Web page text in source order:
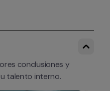
conclusiones y
talento interno.